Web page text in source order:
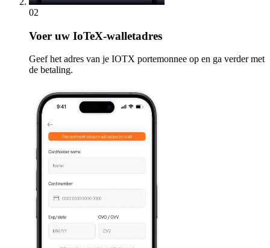
02
Voer uw IoTeX-walletadres
Geef het adres van je IOTX portemonnee op en ga verder met
de betaling.